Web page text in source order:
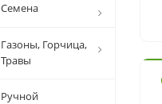
Семена
Газоны, Горчица,
Травы
Ручной